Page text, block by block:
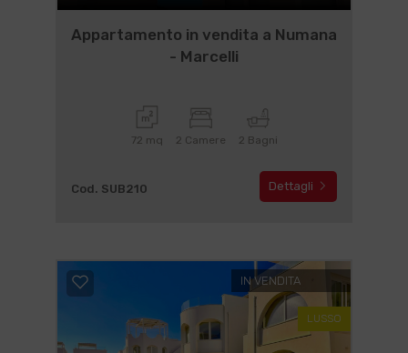
Appartamento in vendita a Numana
- Marcelli
72 mq 2 Camere 2 Bagni
Cod. SUB210 Dettagli
IN VENDITA
LUSSO